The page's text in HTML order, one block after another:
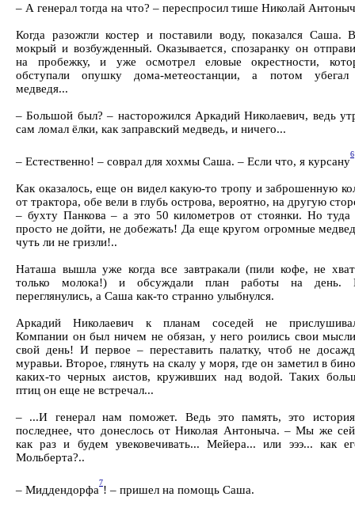
– А генерал тогда на что? – переспросил тише Николай
Когда разожгли костер и поставили воду, показался Саша.
мокрый и возбужденный. Оказывается, спозаранку он
на пробежку, и уже осмотрел еловые окрестности,
обступали опушку дома-метеостанции, а потом
медведя...
– Большой был? – насторожился Аркадий Николаевич, ведь
сам ломал ёлки, как заправский медведь, и ничего...
– Естественно! – соврал для хохмы Саша. – Если что, я курсану
6
Как оказалось, еще он видел какую-то тропу и заброшенную
от трактора, обе вели в глубь острова, вероятно, на другую
– бухту Панкова – а это 50 километров от стоянки. Но туда
просто не дойти, не добежать! Да еще кругом огромные
чуть ли не гризли!..
Наташа вышла уже когда все завтракали (пили кофе, не
только молока!) и обсуждали план работы на день.
переглянулись, а Саша как-то странно улыбнулся.
Аркадий Николаевич к планам соседей не
Компании он был ничем не обязан, у него роились свои
свой день! И первое – переставить палатку, чтоб не
муравьи. Второе, глянуть на скалу у моря, где он заметил в
каких-то черных аистов, круживших над водой. Таких
птиц он еще не встречал...
– ...И генерал нам поможет. Ведь это память, это
последнее, что донеслось от Николая Антоныча. – Мы же
как раз и будем увековечивать... Мейера... или эээ... как
Мольберта?..
– Миддендорфа
7
! – пришел на помощь Саша.